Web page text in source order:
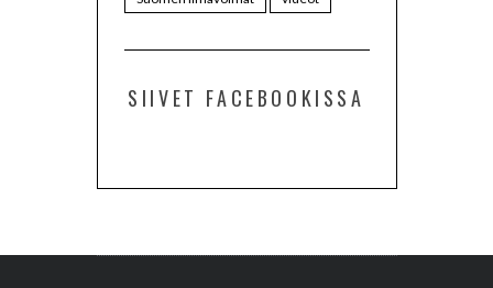
SIIVET FACEBOOKISSA